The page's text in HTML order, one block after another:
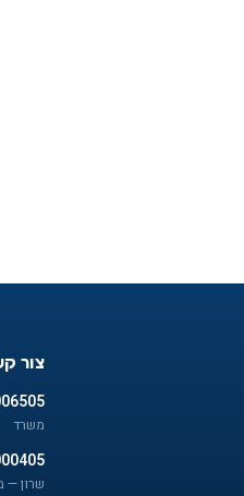
צור
משרד
שרון —